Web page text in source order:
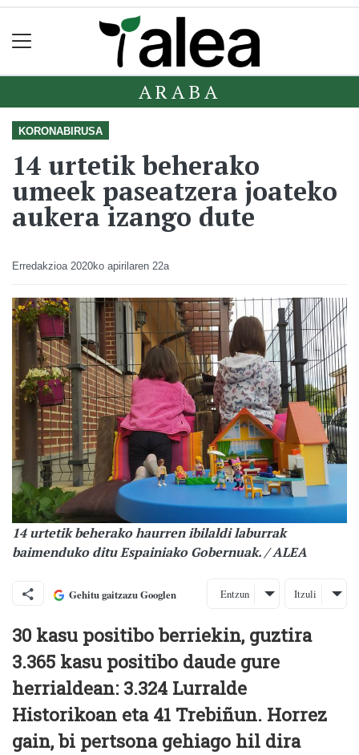
ARABA
KORONABIRUSA
14 urtetik beherako
umeek paseatzera joateko
aukera izango dute
Erredakzioa 2020ko apirilaren 22a
14 urtetik beherako haurren ibilaldi laburrak
baimenduko ditu Espainiako Gobernuak. / ALEA
Gehitu gaitzazu Googlen Entzun Itzuli
30 kasu positibo berriekin, guztira
3.365 kasu positibo daude gure
herrialdean: 3.324 Lurralde
Historikoan eta 41 Trebiñun. Horrez
gain, bi pertsona gehiago hil dira